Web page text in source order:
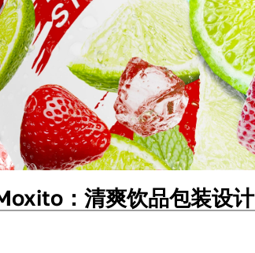
：清爽饮品包装设计